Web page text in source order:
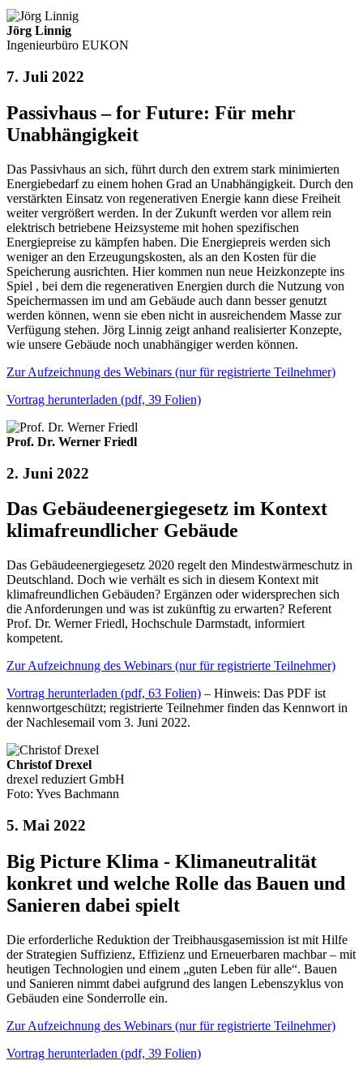
Jörg Linnig
Ingenieurbüro EUKON
7. Juli 2022
Passivhaus – for Future: Für mehr
Unabhängigkeit
Das Passivhaus an sich, führt durch den extrem stark minimierten
Energiebedarf zu einem hohen Grad an Unabhängigkeit. Durch den
verstärkten Einsatz von regenerativen Energie kann diese Freiheit
weiter vergrößert werden. In der Zukunft werden vor allem rein
elektrisch betriebene Heizsysteme mit hohen spezifischen
Energiepreise zu kämpfen haben. Die Energiepreis werden sich
weniger an den Erzeugungskosten, als an den Kosten für die
Speicherung ausrichten. Hier kommen nun neue Heizkonzepte ins
Spiel , bei dem die regenerativen Energien durch die Nutzung von
Speichermassen im und am Gebäude auch dann besser genutzt
werden können, wenn sie eben nicht in ausreichendem Masse zur
Verfügung stehen. Jörg Linnig zeigt anhand realisierter Konzepte,
wie unsere Gebäude noch unabhängiger werden können.
Zur Aufzeichnung des Webinars (nur für registrierte Teilnehmer)
Vortrag herunterladen (pdf, 39 Folien)
Prof. Dr. Werner Friedl
2. Juni 2022
Das Gebäudeenergiegesetz im Kontext
klimafreundlicher Gebäude
Das Gebäudeenergiegesetz 2020 regelt den Mindestwärmeschutz in
Deutschland. Doch wie verhält es sich in diesem Kontext mit
klimafreundlichen Gebäuden? Ergänzen oder widersprechen sich
die Anforderungen und was ist zukünftig zu erwarten? Referent
Prof. Dr. Werner Friedl, Hochschule Darmstadt, informiert
kompetent.
Zur Aufzeichnung des Webinars (nur für registrierte Teilnehmer)
Vortrag herunterladen (pdf, 63 Folien) – Hinweis: Das PDF ist
kennwortgeschützt; registrierte Teilnehmer finden das Kennwort in
der Nachlesemail vom 3. Juni 2022.
Christof Drexel
drexel reduziert GmbH
Foto: Yves Bachmann
5. Mai 2022
Big Picture Klima - Klimaneutralität
konkret und welche Rolle das Bauen und
Sanieren dabei spielt
Die erforderliche Reduktion der Treibhausgasemission ist mit Hilfe
der Strategien Suffizienz, Effizienz und Erneuerbaren machbar – mit
heutigen Technologien und einem „guten Leben für alle“. Bauen
und Sanieren nimmt dabei aufgrund des langen Lebenszyklus von
Gebäuden eine Sonderrolle ein.
Zur Aufzeichnung des Webinars (nur für registrierte Teilnehmer)
Vortrag herunterladen (pdf, 39 Folien)